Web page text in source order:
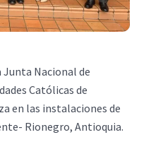
Nacional de
Católicas de
en las instalaciones de
Rionegro, Antioquia.